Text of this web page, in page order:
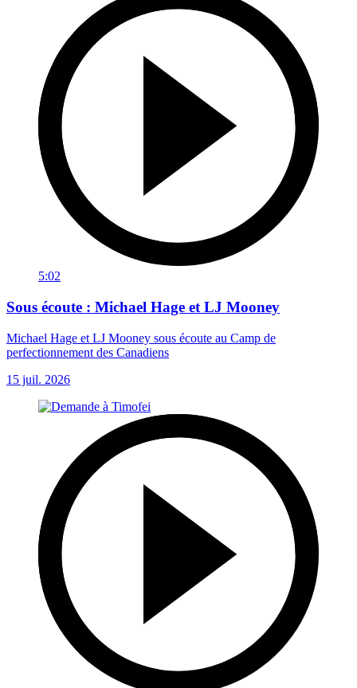
5:02
Sous écoute : Michael Hage et LJ Mooney
Michael Hage et LJ Mooney sous écoute au Camp de
perfectionnement des Canadiens
15 juil. 2026